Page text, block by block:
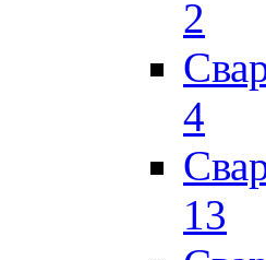
2
4
13